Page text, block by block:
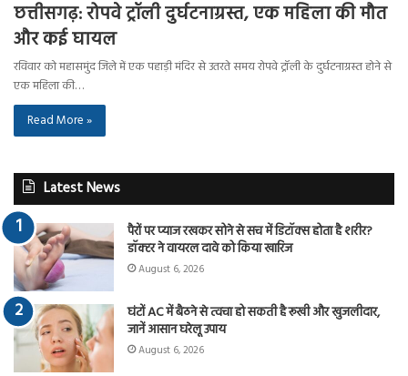
छत्तीसगढ़: रोपवे ट्रॉली दुर्घटनाग्रस्त, एक महिला की मौत
और कई घायल
रविवार को महासमुंद जिले में एक पहाड़ी मंदिर से उतरते समय रोपवे ट्रॉली के दुर्घटनाग्रस्त होने से
एक महिला की…
Read More »
Latest News
पैरों पर प्याज रखकर सोने से सच में डिटॉक्स होता है शरीर?
डॉक्टर ने वायरल दावे को किया खारिज
August 6, 2026
घंटों AC में बैठने से त्वचा हो सकती है रूखी और खुजलीदार,
जानें आसान घरेलू उपाय
August 6, 2026